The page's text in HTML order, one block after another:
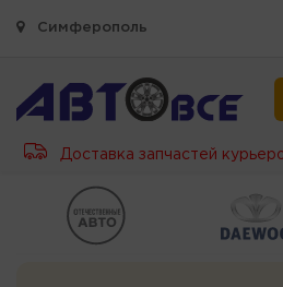
Симферополь
Доставка запчастей